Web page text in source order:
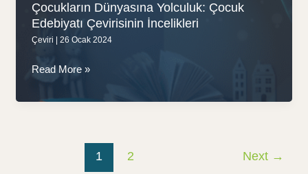
Bir
Tutku
Çocukların Dünyasına Yolculuk: Çocuk
Edebiyatı Çevirisinin İncelikleri
Çeviri | 26 Ocak 2024
Çocukların
Dünyasına
Yolculuk:
Read More »
1 2 Next →